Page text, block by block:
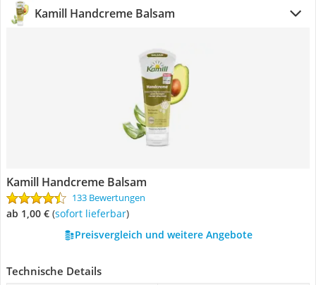
Kamill Handcreme Balsam
Kamill Handcreme Balsam
133 Bewertungen
ab 1,00 € ( Sofort lieferbar)
Preisvergleich und weitere Angebote
Technische Details